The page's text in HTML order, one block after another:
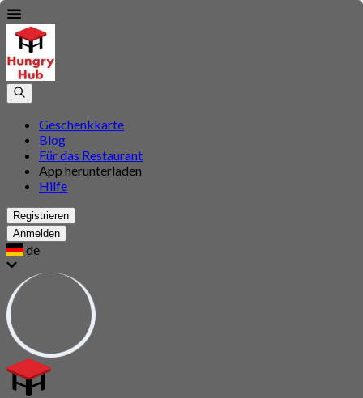
Geschenkkarte
Blog
Für das Restaurant
App herunterladen
Hilfe
Registrieren
Anmelden
de